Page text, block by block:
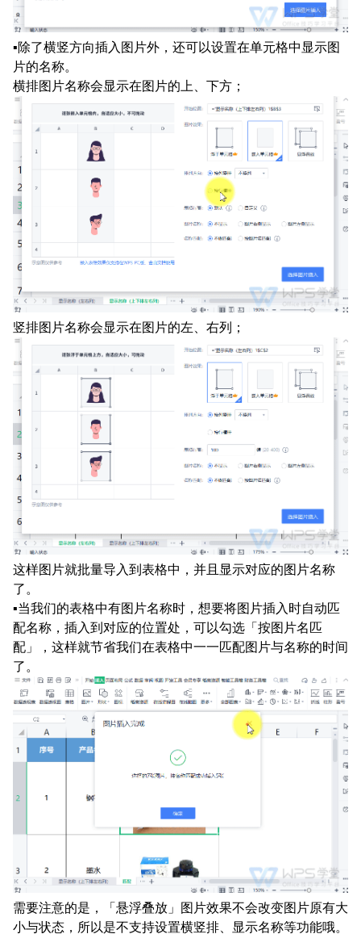
▪除了横竖方向插入图片外，还可以设置在单元格中显示图
片的名称。
横排图片名称会显示在图片的上、下方；
竖排图片名称会显示在图片的左、右列；
这样图片就批量导入到表格中，并且显示对应的图片名称
了。
▪当我们的表格中有图片名称时，想要将图片插入时自动匹
配名称，插入到对应的位置处，可以勾选「按图片名匹
配」，这样就节省我们在表格中一一匹配图片与名称的时间
了。
需要注意的是，「悬浮叠放」图片效果不会改变图片原有大
小与状态，所以是不支持设置横竖排、显示名称等功能哦。